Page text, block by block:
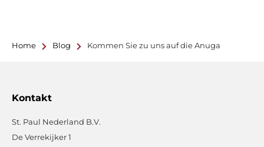
Home Blog Kommen Sie zu uns auf die Anuga
Kontakt
St. Paul Nederland B.V.
De Verrekijker 1